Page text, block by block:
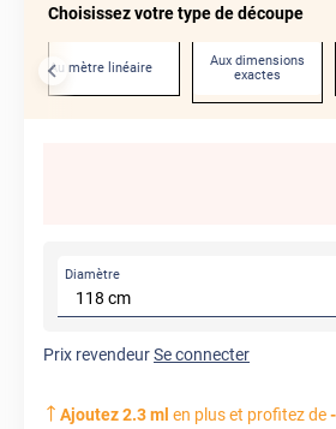
Choisissez votre type de découpe
Au mètre linéaire
Aux dimensions
exactes
Diamètre
Prix revendeurSe connecter
Ajoutez2.3ml en plus et profitez de-